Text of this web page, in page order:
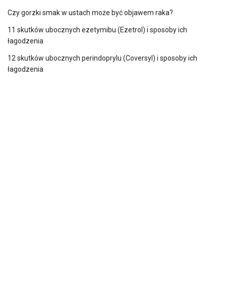
Czy gorzki smak w ustach może być objawem raka?
11 skutków ubocznych ezetymibu (Ezetrol) i sposoby ich
łagodzenia
12 skutków ubocznych perindoprylu (Coversyl) i sposoby ich
łagodzenia